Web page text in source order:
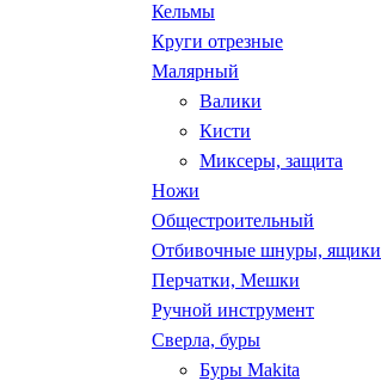
Кельмы
Круги отрезные
Малярный
Валики
Кисти
Миксеры, защита
Ножи
Общестроительный
Отбивочные шнуры, ящики
Перчатки, Мешки
Ручной инструмент
Сверла, буры
Буры Makita